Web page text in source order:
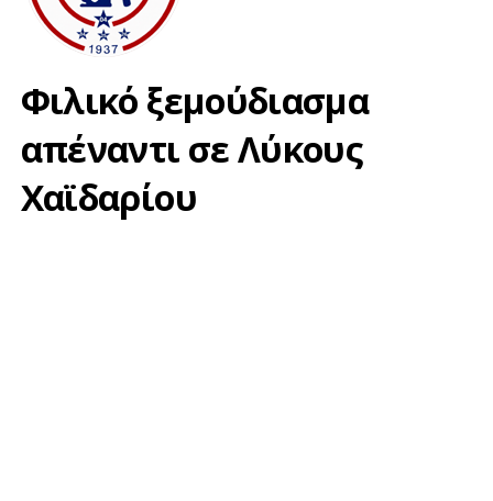
Φιλικό ξεμούδιασμα
απέναντι σε Λύκους
Χαϊδαρίου